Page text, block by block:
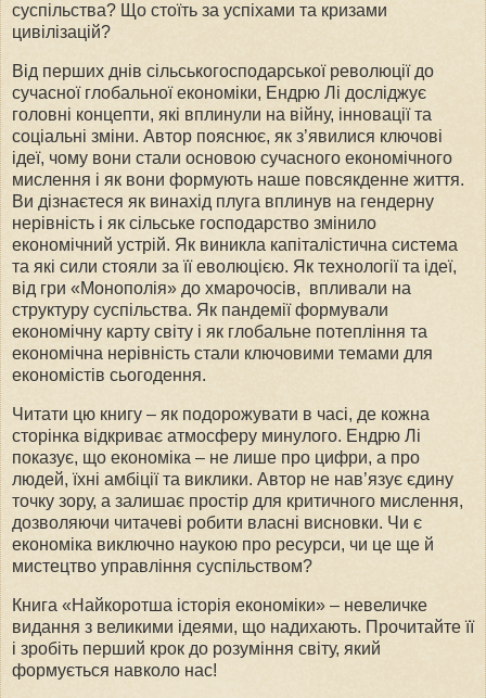
суспільства? Що стоїть за успіхами та кризами
цивілізацій?
Від перших днів сільськогосподарської революції до
сучасної глобальної економіки, Ендрю Лі досліджує
головні концепти, які вплинули на війну, інновації та
соціальні зміни. Автор пояснює, як з’явилися ключові
ідеї, чому вони стали основою сучасного економічного
мислення і як вони формують наше повсякденне життя.
Ви дізнаєтеся як винахід плуга вплинув на гендерну
нерівність і як сільське господарство змінило
економічний устрій. Як виникла капіталістична система
та які сили стояли за її еволюцією. Як технології та ідеї,
від гри «Монополія» до хмарочосів, впливали на
структуру суспільства. Як пандемії формували
економічну карту світу і як глобальне потепління та
економічна нерівність стали ключовими темами для
економістів сьогодення.
Читати цю книгу – як подорожувати в часі, де кожна
сторінка відкриває атмосферу минулого. Ендрю Лі
показує, що економіка – не лише про цифри, а про
людей, їхні амбіції та виклики. Автор не нав’язує єдину
точку зору, а залишає простір для критичного мислення,
дозволяючи читачеві робити власні висновки. Чи є
економіка виключно наукою про ресурси, чи це ще й
мистецтво управління суспільством?
Книга «Найкоротша історія економіки» – невеличке
видання з великими ідеями, що надихають. Прочитайте її
і зробіть перший крок до розуміння світу, який
формується навколо нас!